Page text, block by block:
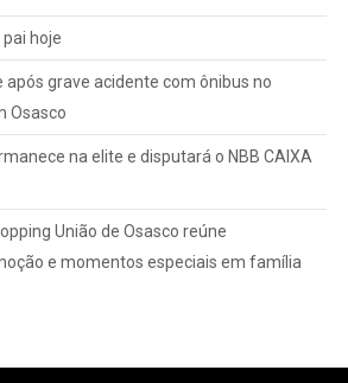
hoje
após grave acidente com ônibus no
Osasco
na elite e disputará o NBB CAIXA
União de Osasco reúne
e momentos especiais em família